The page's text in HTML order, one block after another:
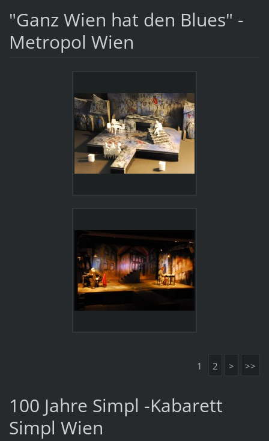
"Ganz Wien hat den Blues" -
Metropol Wien
1 2 > >>
100 Jahre Simpl -Kabarett
Simpl Wien